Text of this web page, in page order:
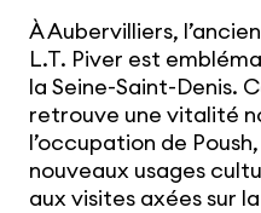
À Aubervilliers,
L.T. Piver est
la Seine-Saint-Denis.
retrouve une vitalité
l’occupation de
nouveaux usages
aux visites axées sur